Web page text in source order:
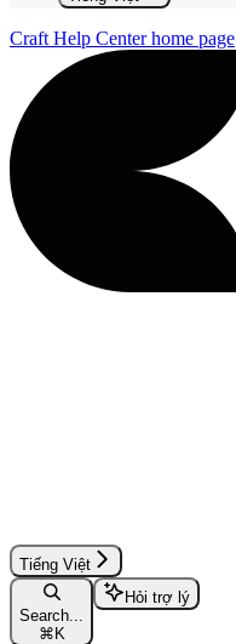
Craft Help Centerhome page
Tiếng Việt
Search...
⌘ K
Hỏi trợ lý